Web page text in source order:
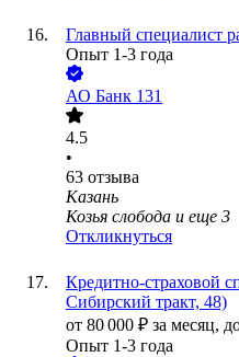
Главный специалист
Опыт 1-3 года
АО Банк 131
4.5
•
63 отзыва
Казань
Козья слобода и еще 3
Откликнуться
Кредитно-страховой
Сибирский тракт, 48)
от 80 000 ₽ за месяц,
Опыт 1-3 года